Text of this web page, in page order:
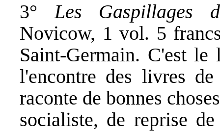
3°Les Gaspillages
Novicow, 1 vol. 5
Saint-Germain. C'est
l'encontre des livres
raconte de bonnes
socialiste, de reprise